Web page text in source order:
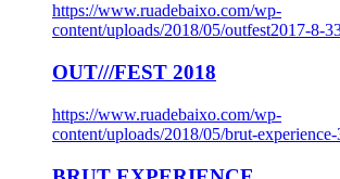
https://www.ruadebaixo.com/wp-
content/uploads/2018/05/outfest2017-8-
OUT///FEST 2018
https://www.ruadebaixo.com/wp-
content/uploads/2018/05/brut-